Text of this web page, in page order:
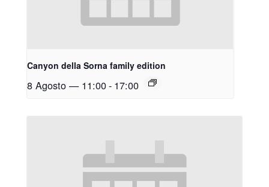
Canyon della Sorna family edition
8 Agosto — 11:00- 17:00